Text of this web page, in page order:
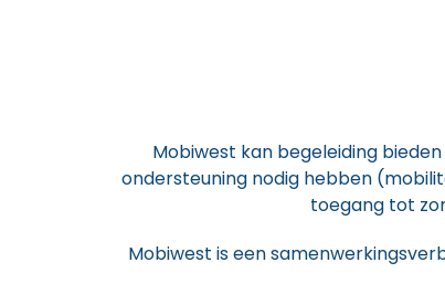
Mobiwest kan begeleiding
ondersteuning nodig hebben
toegang tot
Mobiwest is een